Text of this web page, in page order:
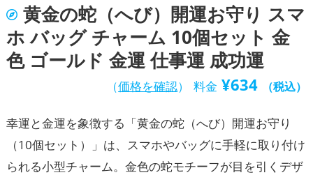
黄金の蛇（へび）開運お守り スマ
ホ バッグ チャーム 10個セット 金
色 ゴールド 金運 仕事運 成功運
（価格を確認） 料金 ¥634 （税込）
幸運と金運を象徴する「黄金の蛇（へび）開運お守り
（10個セット）」は、スマホやバッグに手軽に取り付け
られる小型チャーム。金色の蛇モチーフが目を引くデザ